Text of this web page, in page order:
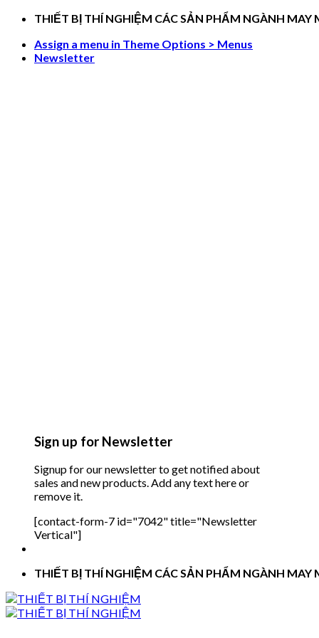
Skip
content
THIẾT BỊ THÍ NGHIỆM CÁC SẢN PHẨM NGÀNH MAY
Assign a menu in Theme Options > Menus
Newsletter
Sign up for Newsletter
Signup for our newsletter to get notified about
sales and new products. Add any text here or
remove it.
[contact-form-7 id="7042" title="Newsletter
Vertical"]
THIẾT BỊ THÍ NGHIỆM CÁC SẢN PHẨM NGÀNH MAY